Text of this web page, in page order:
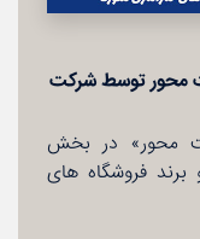
محور توسط شركت
محور» در بخش
فروشگاه های